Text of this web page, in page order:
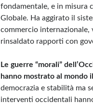
fondamentale, e in misura
Globale. Ha aggirato il
commercio internazionale,
rinsaldato rapporti con
Le guerre “morali”
hanno mostrato al mondo
democrazia e stabilità ma
interventi occidentali